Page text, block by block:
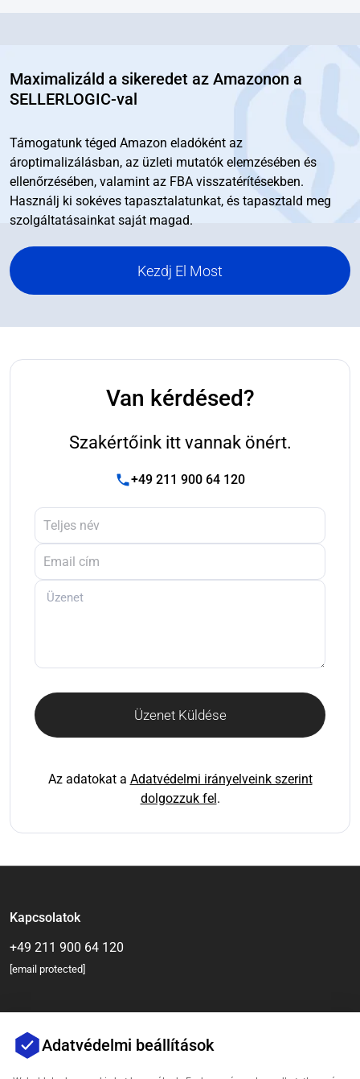
Maximalizáld a sikeredet az Amazonon a
SELLERLOGIC-val
Támogatunk téged Amazon eladóként az
ároptimalizálásban, az üzleti mutatók elemzésében és
ellenőrzésében, valamint az FBA visszatérítésekben.
Használj ki sokéves tapasztalatunkat, és tapasztald meg
szolgáltatásainkat saját magad.
Kezdj El Most
Van kérdésed?
Szakértőink itt vannak önért.
+49 211 900 64 120
Üzenet Küldése
Az adatokat a Adatvédelmi irányelveink szerint
dolgozzuk fel .
Kapcsolatok
+49 211 900 64 120
[email protected]
Adatvédelmi beállítások